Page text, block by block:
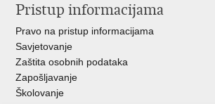
Pristup informacijama
Pravo na pristup informacijama
Savjetovanje
Zaštita osobnih podataka
Zapošljavanje
Školovanje